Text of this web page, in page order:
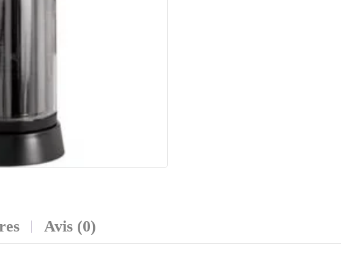
Avis (0)